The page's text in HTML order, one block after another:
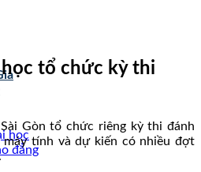
học
đẳng
tổ chức kỳ thi
Gòn tổ chức riêng kỳ thi đánh
máy tính và dự kiến có nhiều đợt